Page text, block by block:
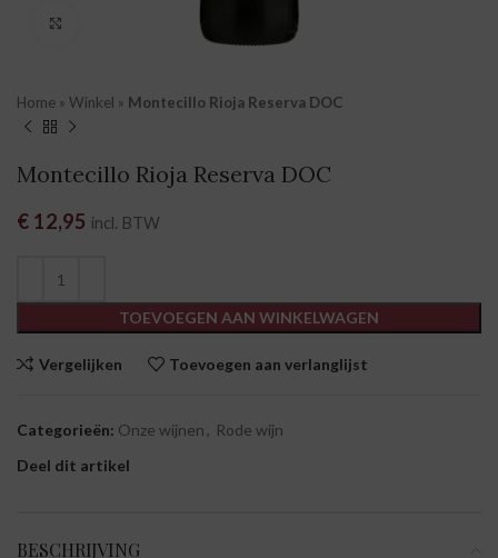
Klik om te vergroten
Home » Winkel » Montecillo Rioja Reserva DOC
Montecillo Rioja Reserva DOC
€ 12,95 incl. BTW
TOEVOEGEN AAN WINKELWAGEN
Vergelijken Toevoegen aan verlanglijst
Categorieën: Onze wijnen , Rode wijn
Deel dit artikel
BESCHRIJVING